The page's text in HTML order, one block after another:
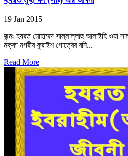
19 Jan 2015
জন্মঃ হযরত মোহাম্মদ সাল্লাল্লাহু আলাইহি ওয়া
মক্কা নগরীর কুরাইশ গোত্রের বনি...
Read More